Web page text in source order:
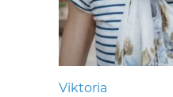
Viktoria